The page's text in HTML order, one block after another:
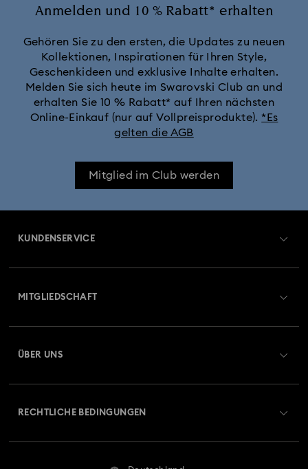
Anmelden und 10 % Rabatt* erhalten
Gehören Sie zu den ersten, die Updates zu neuen
Kollektionen, Inspirationen für Ihren Style,
Geschenkideen und exklusive Inhalte erhalten.
Melden Sie sich heute im Swarovski Club an und
erhalten Sie 10 % Rabatt* auf Ihren nächsten
Online-Einkauf (nur auf Vollpreisprodukte). *Es
gelten die AGB
Mitglied im Club werden
KUNDENSERVICE
Retouren und Umtausch
Reparaturstatus
MITGLIEDSCHAFT
ÜBER UNS
RECHTLICHE BEDINGUNGEN